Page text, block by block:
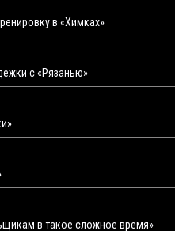
в «Химках»
с «Рязанью»
в такое сложное время»